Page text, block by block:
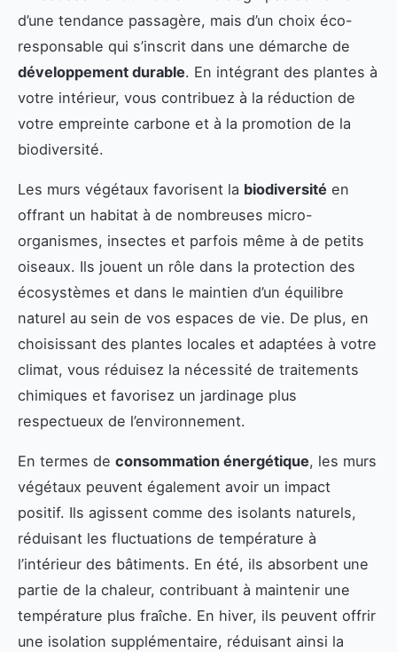
d’une tendance passagère, mais d’un choix éco-
responsable qui s’inscrit dans une démarche de
développement durable. En intégrant des plantes à
votre intérieur, vous contribuez à la réduction de
votre empreinte carbone et à la promotion de la
biodiversité.
Les murs végétaux favorisent la biodiversité en
offrant un habitat à de nombreuses micro-
organismes, insectes et parfois même à de petits
oiseaux. Ils jouent un rôle dans la protection des
écosystèmes et dans le maintien d’un équilibre
naturel au sein de vos espaces de vie. De plus, en
choisissant des plantes locales et adaptées à votre
climat, vous réduisez la nécessité de traitements
chimiques et favorisez un jardinage plus
respectueux de l’environnement.
En termes de consommation énergétique, les murs
végétaux peuvent également avoir un impact
positif. Ils agissent comme des isolants naturels,
réduisant les fluctuations de température à
l’intérieur des bâtiments. En été, ils absorbent une
partie de la chaleur, contribuant à maintenir une
température plus fraîche. En hiver, ils peuvent offrir
une isolation supplémentaire, réduisant ainsi la